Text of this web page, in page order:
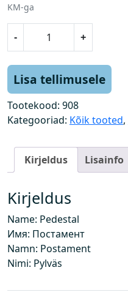
KM-ga
-
a
m
e
o
g
u
s
+
Lisa tellimusele
Tootekood: 908
Kategooriad: Kõik tooted,
Kirjeldus Lisainfo
Kirjeldus
Name: Pedestal
Имя: Постамент
Namn: Postament
Nimi: Pylväs